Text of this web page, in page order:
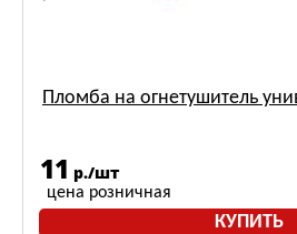
Пломба на огнетушитель
11 р./шт
цена розничная
КУПИТЬ